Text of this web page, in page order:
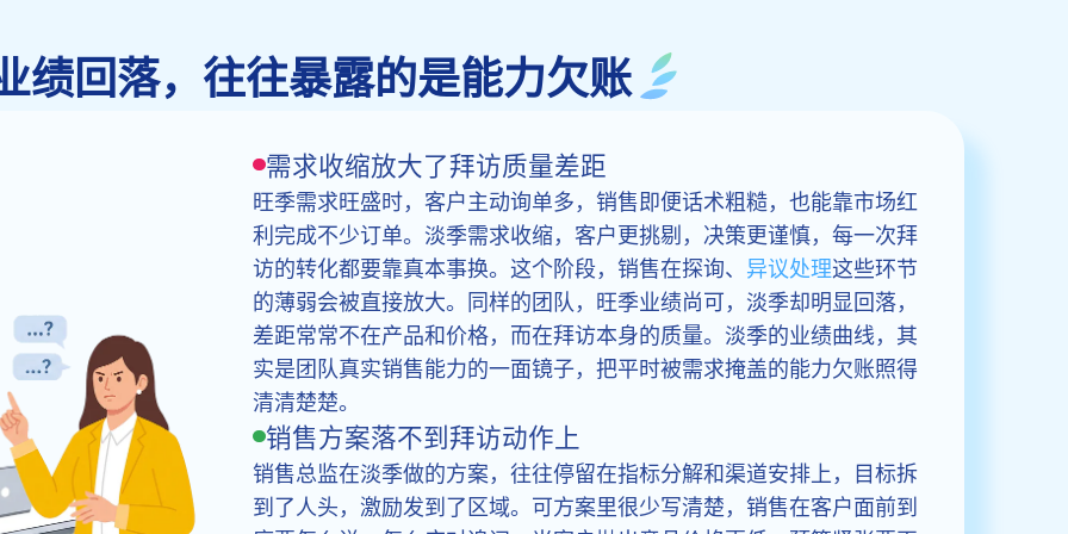
绩回落，往往暴露的是能力欠账
需求收缩放大了拜访质量差距
旺季需求旺盛时，客户主动询单多，销售即便话术粗糙，也能靠市场红
利完成不少订单。淡季需求收缩，客户更挑剔，决策更谨慎，每一次拜
访的转化都要靠真本事换。这个阶段，销售在探询、 异议处理这些环节
的薄弱会被直接放大。同样的团队，旺季业绩尚可，淡季却明显回落，
差距常常不在产品和价格，而在拜访本身的质量。淡季的业绩曲线，其
实是团队真实销售能力的一面镜子，把平时被需求掩盖的能力欠账照得
清清楚楚。
销售方案落不到拜访动作上
销售总监在淡季做的方案，往往停留在指标分解和渠道安排上，目标拆
到了人头，激励发到了区域。可方案里很少写清楚，销售在客户面前到